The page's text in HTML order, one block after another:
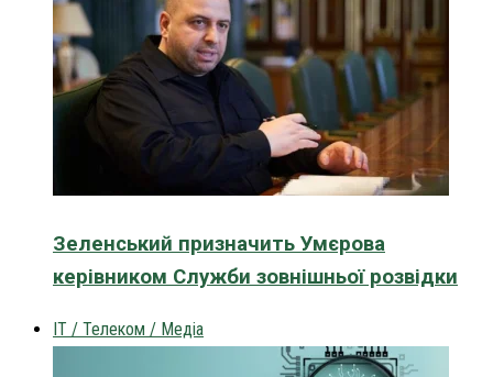
Зеленський призначить Умєрова
керівником Служби зовнішньої розвідки
IT / Телеком / Медіа